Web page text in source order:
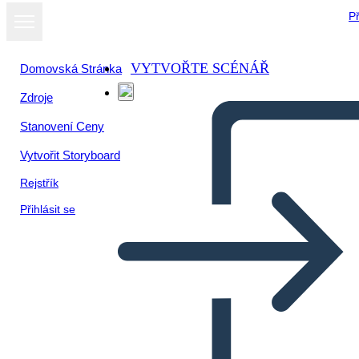
Domovská Stránka
Zdroje
Stanovení Ceny
Vytvořit Storyboard
Rejstřík
Přihlásit se
VYTVOŘTE SCÉNÁŘ